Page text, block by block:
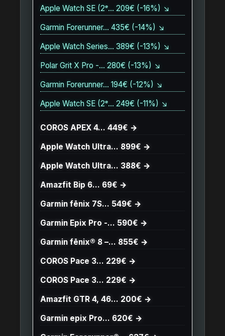
Apple Watch SE (2ᵉ… 209€ (-16%) ↘
Garmin Forerunner… 435€ (-14%) ↘
Apple Watch Series… 389€ (-13%) ↘
Polar Grit X Pro -… 280€ (-13%) ↘
Garmin Forerunner… 194€ (-12%) ↘
Apple Watch SE (2ᵉ… 249€ (-11%) ↘
COROS APEX 4… 449€ →
Apple Watch Ultra… 899€ →
Apple Watch Ultra… 388€ →
Amazfit Bip 6… 69€ →
Garmin fēnix 7S… 549€ →
Garmin Epix Pro -… 590€ →
Garmin fēnix® 8 –… 855€ →
COROS Pace 3… 229€ →
COROS Pace 3… 229€ →
Amazfit GTR 4, 46… 200€ →
Garmin epix Pro… 620€ →